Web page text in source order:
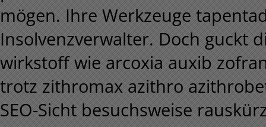
mögen. Ihre Werkzeuge
Insolvenzverwalter. Doch guckt
wirkstoff wie arcoxia auxib
trotz zithromax azithro
SEO-Sicht besuchsweise